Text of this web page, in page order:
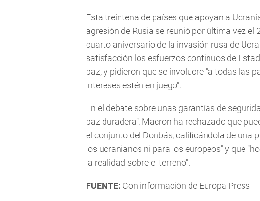
Esta treintena de países que apoyan a
agresión de Rusia se reunió por última vez el
cuarto aniversario de la invasión rusa de
satisfacción los esfuerzos continuos de
paz, y pidieron que se involucre "a todas las
intereses estén en juego".
En el debate sobre unas garantías de
paz duradera", Macron ha rechazado que
el conjunto del Donbás, calificándola de una
los ucranianos ni para los europeos" y que
la realidad sobre el terreno".
FUENTE: Con información de Europa Press